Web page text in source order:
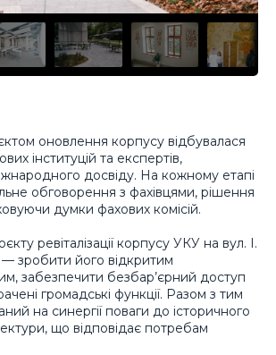
оновлення корпусу відбувалася
інституцій та експертів,
досвіду. На кожному етапі
обговорення з фахівцями, рішення
думки фахових комісій.
ревіталізації корпусу УКУ на вул. І.
— зробити його відкритим
забезпечити безбар’єрний доступ
громадські функції. Разом з тим
на синергії поваги до історичного
що відповідає потребам